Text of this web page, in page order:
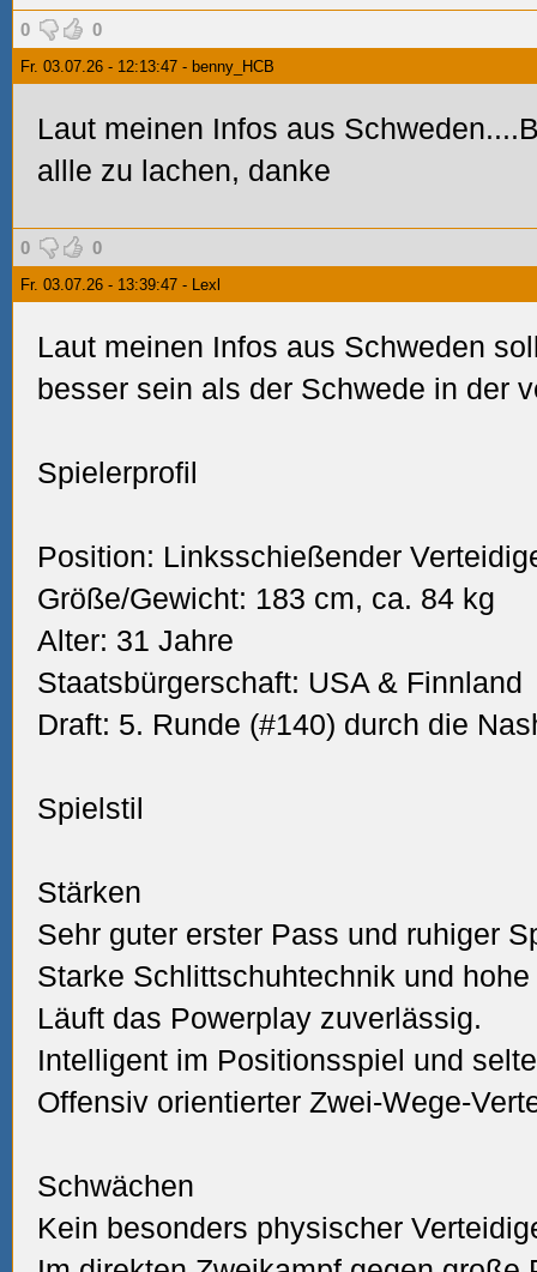
0 0
Fr. 03.07.26 - 12:13:47 - benny_HCB
Laut meinen Infos aus
allle zu lachen, danke
0 0
Fr. 03.07.26 - 13:39:47 - Lexl
Laut meinen Infos aus Schweden
besser sein als der Schwede in der
Spielerprofil
Position: Linksschießender
Größe/Gewicht: 183 cm, ca. 84 kg
Alter: 31 Jahre
Staatsbürgerschaft: USA & Finnland
Draft: 5. Runde (#140) durch die
Spielstil
Stärken
Sehr guter erster Pass und ruhiger
Starke Schlittschuhtechnik und
Läuft das Powerplay zuverlässig.
Intelligent im Positionsspiel und
Offensiv orientierter Zwei-Wege-
Schwächen
Kein besonders physischer